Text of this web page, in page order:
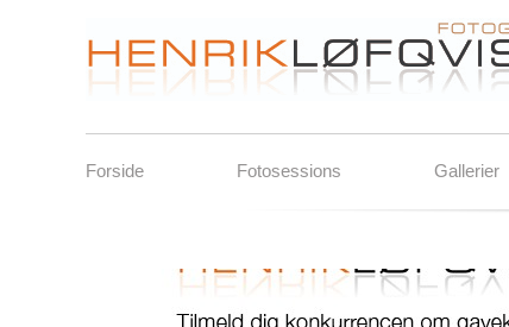
Forside Fotosessions Gallerier